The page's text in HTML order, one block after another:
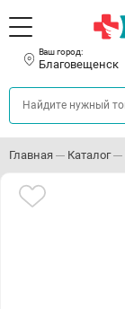
Ваш город:
Благовещенск
Главная Каталог